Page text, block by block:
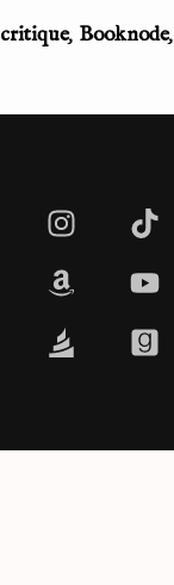
critique, Booknode,